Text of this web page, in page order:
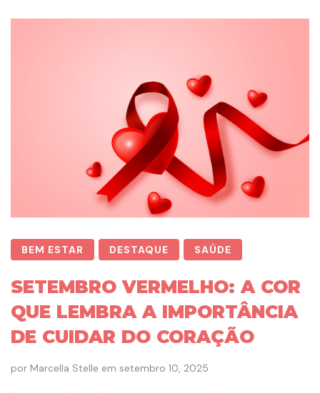
BEM ESTAR DESTAQUE SAÚDE
SETEMBRO VERMELHO: A COR
QUE LEMBRA A IMPORTÂNCIA
DE CUIDAR DO CORAÇÃO
por Marcella Stelle em setembro 10, 2025